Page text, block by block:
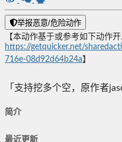
举报恶意/危险动作
【本动作基于或参考如下动作开
https://getquicker.net/
716e-08d92d64b24a 】
「支持挖多个空，原作者
简介
最近更新